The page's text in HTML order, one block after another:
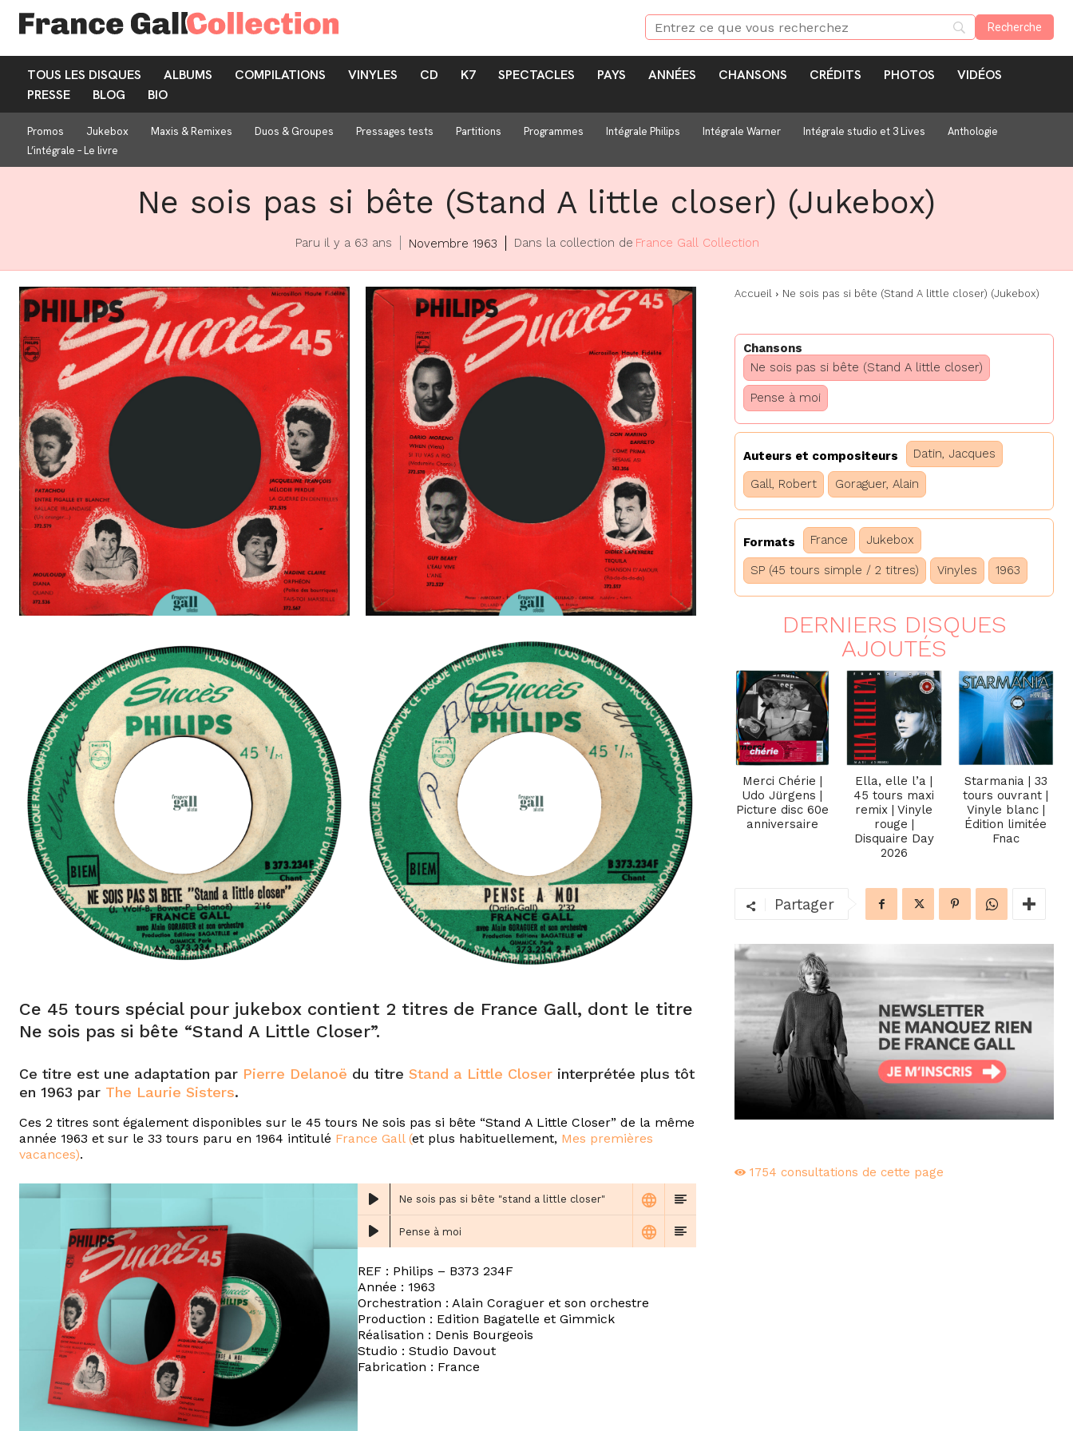
TOUS LES DISQUES ALBUMS COMPILATIONS VINYLES CD K7 SPECTACLES PAYS ANNÉES CHANSONS CRÉDITS PHOTOS
VIDÉOS
PRESSE
BLOG BIO
Promos Jukebox Maxis & Remixes Duos & Groupes Pressages tests Partitions Programmes Intégrale Philips Intégrale Warner Intégrale studio et 3 Lives
Anthologie
L’intégrale – Le livre
Ne sois pas si bête (Stand A little closer) (Jukebox)
Paru il y a 63 ans Novembre 1963 Dans la collection de France Gall Collection
Ce 45 tours spécial pour jukebox contient 2 titres de France Gall, dont le titre
Ne sois pas si bête “Stand A Little Closer”.
Ce titre est une adaptation par Pierre Delanoë du titre Stand a Little Closer interprétée plus tôt
en 1963 par The Laurie Sisters.
Ces 2 titres sont également disponibles sur le 45 tours Ne sois pas si bête “Stand A Little Closer” de la même
année 1963 et sur le 33 tours paru en 1964 intitulé France Gall (et plus habituellement, Mes premières
vacances).
Ne sois pas si bête "stand a little closer"
Pense à moi
REF : Philips ‎– B373 234F
Année : 1963
Orchestration : Alain Coraguer et son orchestre
Production : Edition Bagatelle et Gimmick
Réalisation : Denis Bourgeois
Studio : Studio Davout
Fabrication : France
Accueil Ne sois pas si bête (Stand A little closer) (Jukebox)
Chansons
Ne sois pas si bête (Stand A little closer)
Pense à moi
Auteurs et compositeurs Datin, Jacques
Gall, Robert Goraguer, Alain
Formats France Jukebox
SP (45 tours simple / 2 titres) Vinyles 1963
DERNIERS DISQUES
AJOUTÉS
Merci Chérie |
Udo Jürgens |
Picture disc 60e
anniversaire
Ella, elle l’a |
45 tours maxi
remix | Vinyle
rouge |
Disquaire Day
2026
Starmania | 33
tours ouvrant |
Vinyle blanc |
Édition limitée
Fnac
Partager
1754 consultations de cette page